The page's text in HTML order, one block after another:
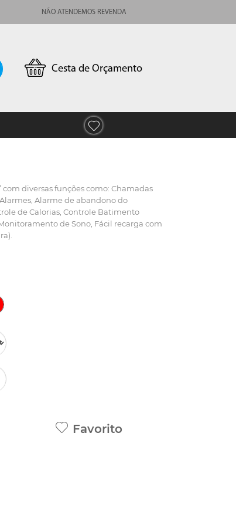
NÃO ATENDEMOS REVENDA
Cesta de Orçamento
diversas funções como: Chamadas
Alarme de abandono do
de Calorias, Controle Batimento
de Sono, Fácil recarga com
Favorito